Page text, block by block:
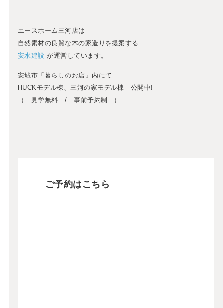
エースホーム三河店は
自然素材の良質な木の家造りを提案する
安水建設 が運営しています。
安城市「暮らしのお店」内にて
HUCKモデル棟、三河の家モデル棟 公開中!
（ 見学無料 / 事前予約制 ）
ご予約はこちら